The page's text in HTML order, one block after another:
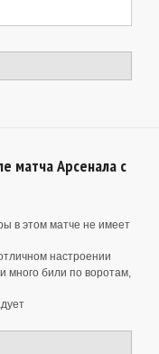
матча Арсенала с
в этом матче не имеет
настроении
много били по воротам,